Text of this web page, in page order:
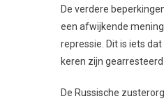
De verdere
een afwijkende
repressie. Dit is iets
keren zijn
De Russische